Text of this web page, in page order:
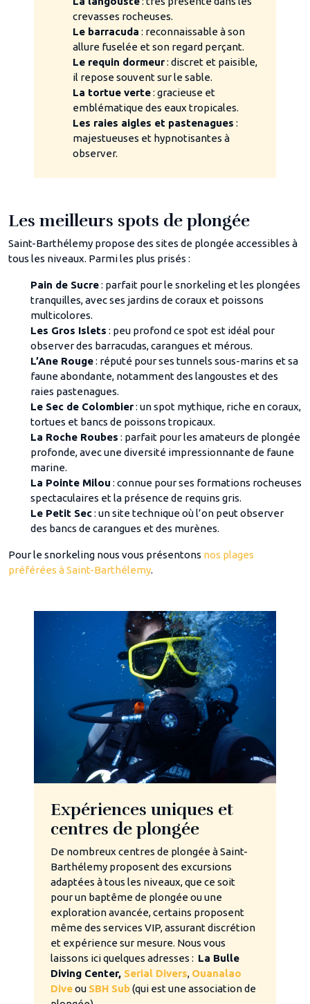
crevasses rocheuses.
Le barracuda : reconnaissable à son
allure fuselée et son regard perçant.
Le requin dormeur: discret et paisible,
il repose souvent sur le sable.
La tortue verte: gracieuse et
emblématique des eaux tropicales.
Les raies aigles et pastenagues :
majestueuses et hypnotisantes à
observer.
Les meilleurs spots de plongée
Saint-Barthélemy propose des sites de plongée accessibles à
tous les niveaux. Parmi les plus prisés :
Pain de Sucre: parfait pour le snorkeling et les plongées
tranquilles, avec ses jardins de coraux et poissons
multicolores.
Les Gros Islets : peu profond ce spot est idéal pour
observer des barracudas, carangues et mérous.
L’Ane Rouge: réputé pour ses tunnels sous-marins et sa
faune abondante, notamment des langoustes et des
raies pastenagues.
Le Sec de Colombier: un spot mythique, riche en coraux,
tortues et bancs de poissons tropicaux.
La Roche Roubes : parfait pour les amateurs de plongée
profonde, avec une diversité impressionnante de faune
marine.
La Pointe Milou : connue pour ses formations rocheuses
spectaculaires et la présence de requins gris.
Le Petit Sec: un site technique où l’on peut observer
des bancs de carangues et des murènes.
Pour le snorkeling nous vous présentons nos plages
préférées à Saint-Barthélemy.
Expériences uniques et
centres de plongée
De nombreux centres de plongée à Saint-
Barthélemy proposent des excursions
adaptées à tous les niveaux, que ce soit
pour un baptême de plongée ou une
exploration avancée, certains proposent
même des services VIP, assurant discrétion
et expérience sur mesure. Nous vous
laissons ici quelques adresses : La Bulle
Diving Center, Serial Divers, Ouanalao
Diveou SBH Sub(qui est une association de